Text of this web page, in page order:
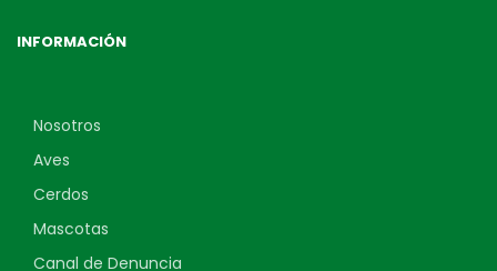
INFORMACIÓN
Nosotros
Aves
Cerdos
Mascotas
Canal de Denuncia